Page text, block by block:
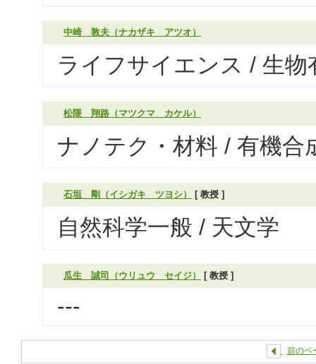
中崎 敦夫（ナカザキ アツオ）
ライフサイエンス / 生物
松隈 翔路（マツクマ カケル）
ナノテク・材料 / 有機合
石垣 剛（イシガキ ツヨシ） [ 教授 ]
自然科学一般 / 天文学
瓜生 誠司（ウリュウ セイジ） [ 教授 ]
---
前のペ